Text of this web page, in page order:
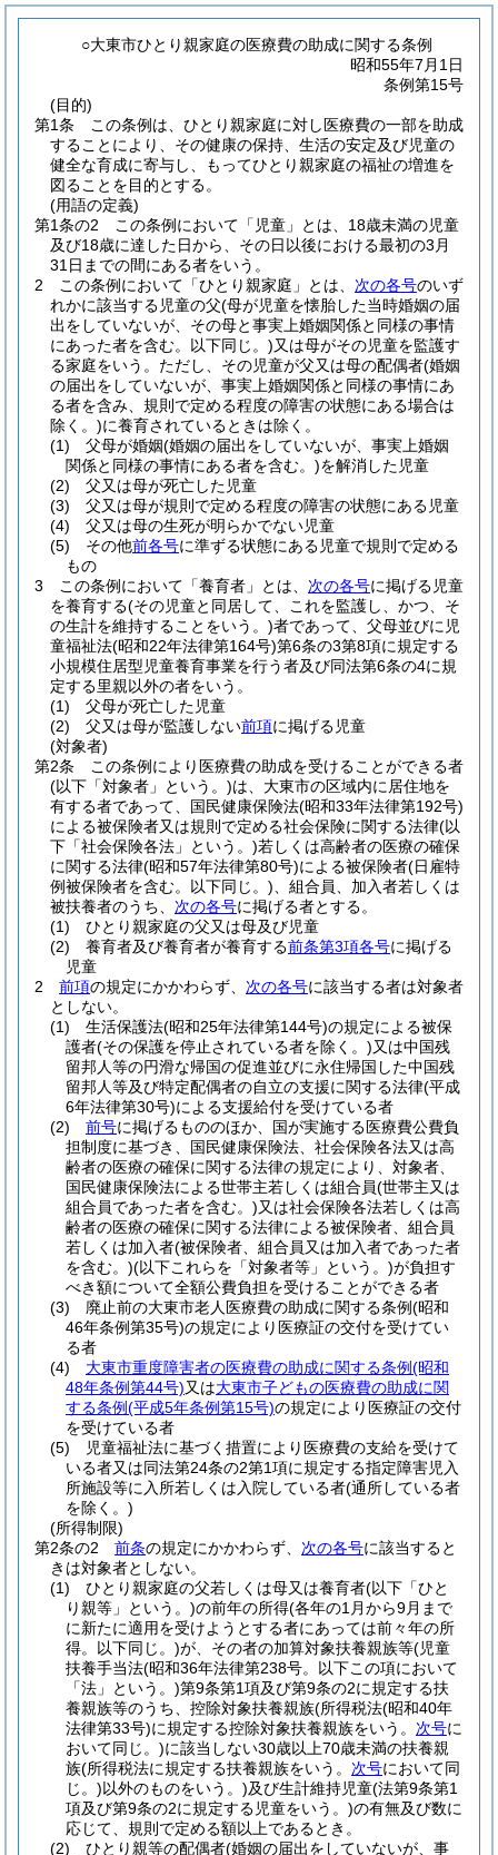
○大東市ひとり親家庭の医療費の助成に関する条例
昭和55年7月1日
条例第15号
(目的)
第1条
この条例は、ひとり親家庭に対し医療費の一部を助成
することにより、その健康の保持、生活の安定及び児童の
健全な育成に寄与し、もってひとり親家庭の福祉の増進を
図ることを目的とする。
(用語の定義)
第1条の2
この条例において「児童」とは、18歳未満の児童
及び18歳に達した日から、その日以後における最初の3月
31日までの間にある者をいう。
2
この条例において「ひとり親家庭」とは、 次の各号のいず
れかに該当する児童の父(母が児童を懐胎した当時婚姻の届
出をしていないが、その母と事実上婚姻関係と同様の事情
にあった者を含む。以下同じ。)又は母がその児童を監護す
る家庭をいう。 ただし、その児童が父又は母の配偶者(婚姻
の届出をしていないが、事実上婚姻関係と同様の事情にあ
る者を含み、規則で定める程度の障害の状態にある場合は
除く。)に養育されているときは除く。
(1)
父母が婚姻(婚姻の届出をしていないが、事実上婚姻
関係と同様の事情にある者を含む。)を解消した児童
(2)
父又は母が死亡した児童
(3)
父又は母が規則で定める程度の障害の状態にある児童
(4)
父又は母の生死が明らかでない児童
(5)
その他前各号に準ずる状態にある児童で規則で定める
もの
3
この条例において「養育者」とは、 次の各号に掲げる児童
を養育する(その児童と同居して、これを監護し、かつ、そ
の生計を維持することをいう。)者であって、父母並びに児
童福祉法(昭和22年法律第164号)第6条の3第8項に規定する
小規模住居型児童養育事業を行う者及び同法第6条の4に規
定する里親以外の者をいう。
(1)
父母が死亡した児童
(2)
父又は母が監護しない前項に掲げる児童
(対象者)
第2条
この条例により医療費の助成を受けることができる者
(以下「対象者」という。)は、大東市の区域内に居住地を
有する者であって、国民健康保険法(昭和33年法律第192号)
による被保険者又は規則で定める社会保険に関する法律(以
下「社会保険各法」という。)若しくは高齢者の医療の確保
に関する法律(昭和57年法律第80号)による被保険者(日雇特
例被保険者を含む。以下同じ。) 、組合員、加入者若しくは
被扶養者のうち、 次の各号に掲げる者とする。
(1)
ひとり親家庭の父又は母及び児童
(2)
養育者及び養育者が養育する前条第3項各号に掲げる
児童
2
前項の規定にかかわらず、 次の各号に該当する者は対象者
としない。
(1)
生活保護法(昭和25年法律第144号)の規定による被保
護者(その保護を停止されている者を除く。)又は中国残
留邦人等の円滑な帰国の促進並びに永住帰国した中国残
留邦人等及び特定配偶者の自立の支援に関する法律(平成
6年法律第30号)による支援給付を受けている者
(2)
前号に掲げるもののほか、国が実施する医療費公費負
担制度に基づき、国民健康保険法、社会保険各法又は高
齢者の医療の確保に関する法律の規定により、対象者、
国民健康保険法による世帯主若しくは組合員(世帯主又は
組合員であった者を含む。)又は社会保険各法若しくは高
齢者の医療の確保に関する法律による被保険者、組合員
若しくは加入者(被保険者、組合員又は加入者であった者
を含む。)(以下これらを「対象者等」という。)が負担す
べき額について全額公費負担を受けることができる者
(3)
廃止前の大東市老人医療費の助成に関する条例(昭和
46年条例第35号)の規定により医療証の交付を受けてい
る者
(4)
大東市重度障害者の医療費の助成に関する条例(昭和
48年条例第44号)又は大東市子どもの医療費の助成に関
する条例(平成5年条例第15号)の規定により医療証の交付
を受けている者
(5)
児童福祉法に基づく措置により医療費の支給を受けて
いる者又は同法第24条の2第1項に規定する指定障害児入
所施設等に入所若しくは入院している者(通所している者
を除く。)
(所得制限)
第2条の2
前条の規定にかかわらず、 次の各号に該当すると
きは対象者としない。
(1)
ひとり親家庭の父若しくは母又は養育者(以下「ひと
り親等」という。)の前年の所得(各年の1月から9月まで
に新たに適用を受けようとする者にあっては前々年の所
得。以下同じ。)が、その者の加算対象扶養親族等(児童
扶養手当法(昭和36年法律第238号。以下この項において
「法」という。)第9条第1項及び第9条の2に規定する扶
養親族等のうち、控除対象扶養親族(所得税法(昭和40年
法律第33号)に規定する控除対象扶養親族をいう。 次号に
おいて同じ。)に該当しない30歳以上70歳未満の扶養親
族(所得税法に規定する扶養親族をいう。 次号において同
じ。)以外のものをいう。)及び生計維持児童(法第9条第1
項及び第9条の2に規定する児童をいう。)の有無及び数に
応じて、規則で定める額以上であるとき。
(2)
ひとり親等の配偶者(婚姻の届出をしていないが、事